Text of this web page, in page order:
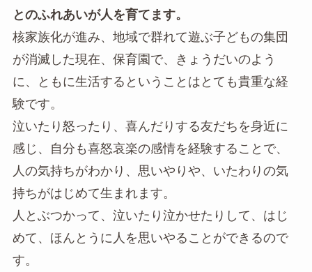
とのふれあいが人を育てます。
核家族化が進み、地域で群れて遊ぶ子どもの集団
が消滅した現在、保育園で、きょうだいのよう
に、ともに生活するということはとても貴重な経
験です。
泣いたり怒ったり、喜んだりする友だちを身近に
感じ、自分も喜怒哀楽の感情を経験することで、
人の気持ちがわかり、思いやりや、いたわりの気
持ちがはじめて生まれます。
人とぶつかって、泣いたり泣かせたりして、はじ
めて、ほんとうに人を思いやることができるので
す。